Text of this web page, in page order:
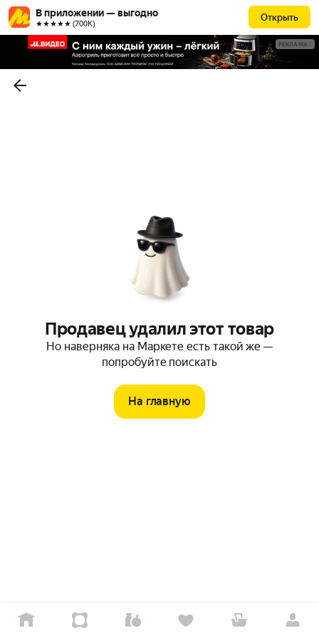
В приложении — выгодно
★★★★★ (700К)
Открыть
РЕКЛАМА
Продавец удалил этот товар
Но наверняка на Маркете есть такой же —
попробуйте поискать
На главную